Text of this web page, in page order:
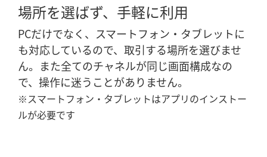
場所を選ばず、手軽に利用
PCだけでなく、スマートフォン・タブレットに
も対応しているので、取引する場所を選びませ
ん。また全てのチャネルが同じ画面構成なの
で、操作に迷うことがありません。
※スマートフォン・タブレットはアプリのインストー
ルが必要です